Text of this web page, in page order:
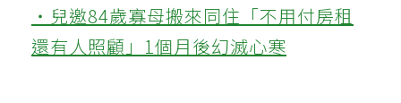
‧兒邀84歲寡母搬來同住「不用付房租
還有人照顧」1個月後幻滅心寒